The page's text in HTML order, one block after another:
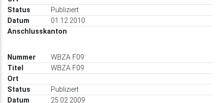
Publiziert
01.12.2010
WBZA F09
WBZA F09
Publiziert
25.02.2009